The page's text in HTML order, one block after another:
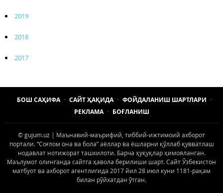
2019
2018
2017
БОШ САҲИФА САЙТ ҲАҚИДА
ФОЙДАЛАНИШ ШАРТЛАРИ
РЕКЛАМА
БОҒЛАНИШ
© gujum.uz | Маънавий-маърифий, тиббий-ижтимоий ахборот
портали. “Соғлом она ва бола” аёллар ва ёшларни қўллаб қувватлаш
нодавлат нотижорат ташкилоти. Барча ҳуқуқлар ҳимояланган.
Маълумот олинганда сайтга ҳавола берилиши шарт. Сайт Ўзбекистон
матбуот ва ахборот агентлигида 2017 йил 28 июл куни 1181-рақам
билан рўйхатдан ўтган.